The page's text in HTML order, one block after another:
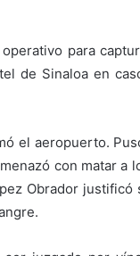
para
de Sinaloa en
el aeropuerto.
con matar a
Obrador justificó